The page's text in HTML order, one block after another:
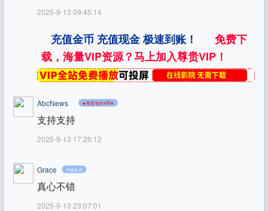
2025-9-13 09:45:14
充值金币 充值现金 极速到账！
免费下
载，海量VIP资源？马上加入尊贵VIP！
AbcNews ★尊贵包年VIP★
支持支持
2025-9-13 17:26:12
Grace 中级会员
真心不错
2025-9-13 23:07:01